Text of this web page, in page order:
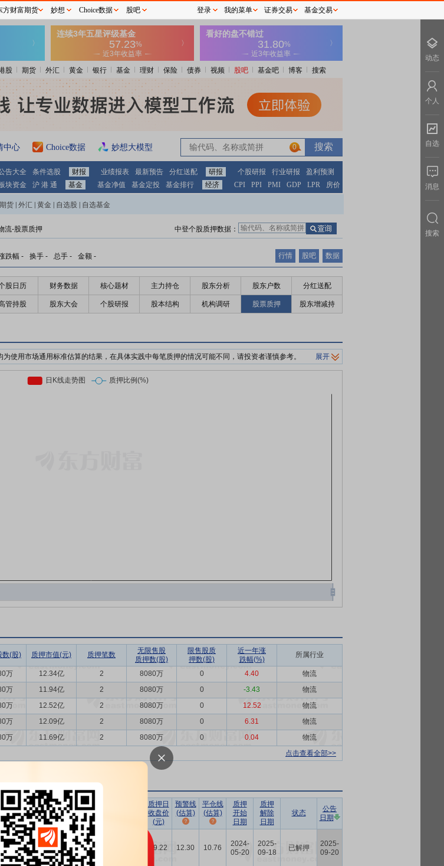
股 期货 外汇 黄金 银行 基金 理财 保险 债券 视频 股吧 基金吧 博客 搜索
中心 Choice数据 妙想大模型 0
告大全 条件选股 财报 业绩报表 最新预告 分红送配 研报 个股研报 行业研报
盈利预测
块资金 沪 港 通 基金 基金净值 基金定投 基金排行 经济 CPI PPI PMI GDP LPR 房价
期货 外汇 黄金 自选股 自选基金
流-股票质押 中登个股质押数据：
跌幅 - 换手 - 总手 - 金额 - 行情 股吧 数据
股日历 财务数据 核心题材 主力持仓 股东分析 股东户数 分红送配
管持股 股东大会 个股研报 股本结构 机构调研 股票质押 股东增减持
使用市场通用标准估算的结果，在具体实践中每笔质押的情况可能不同，请投资者谨慎参考。
利益造成损失，对质押个股的股价设置预警价格与强制平仓价格。
警线比例
展开
数(股) 质押市值(元) 质押笔数
无限售股
质押数(股)
限售股质
押数(股)
近一年涨
跌幅(%)
所属行业
万 12.34亿 2 8080万 0 4.40
物流
万 11.94亿 2 8080万 0 -3.43
物流
万 12.52亿 2 8080万 0 12.52
物流
万 12.09亿 2 8080万 0 6.31
物流
万 11.69亿 2 8080万 0 0.04
物流
点击查看全部>>
质押机构 质押原因
质押日
收盘价
(元)
预警线
(估算)
平仓线
(估算)
质押
开始
日期
质押
解除
日期
状态
公告
日期
云南国际信托
有限公司
联想控股股份有限公司
质押股份给云南国际信
托有限公司用于偿还债
务
19.22 12.30 10.76
2024-
05-20
2025-
09-18
已解押
2025-
09-20
方财富期货 妙想 Choice数据 股吧 登录 我的菜单 证券交易 基金交易
动态
个人
自选
消息
搜索